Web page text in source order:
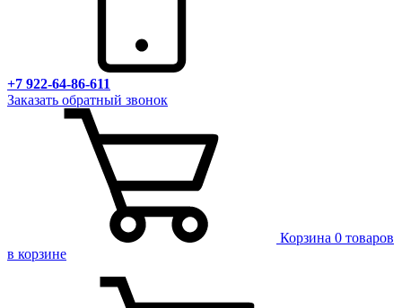
+7 922-64-86-611
Заказать обратный звонок
Корзина 0 товаров
в корзине